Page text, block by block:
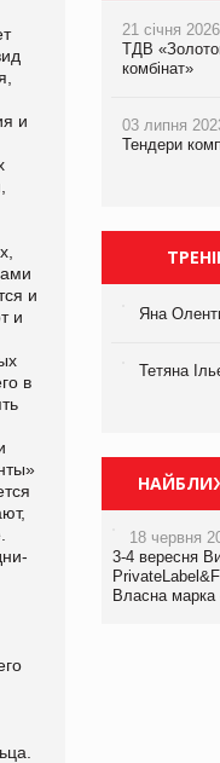
21 січня 2026
ТДВ
комбінат»
03 липня
Тендери
Яна
Тетяна
18 червня
3-4 вересня
Власна марка